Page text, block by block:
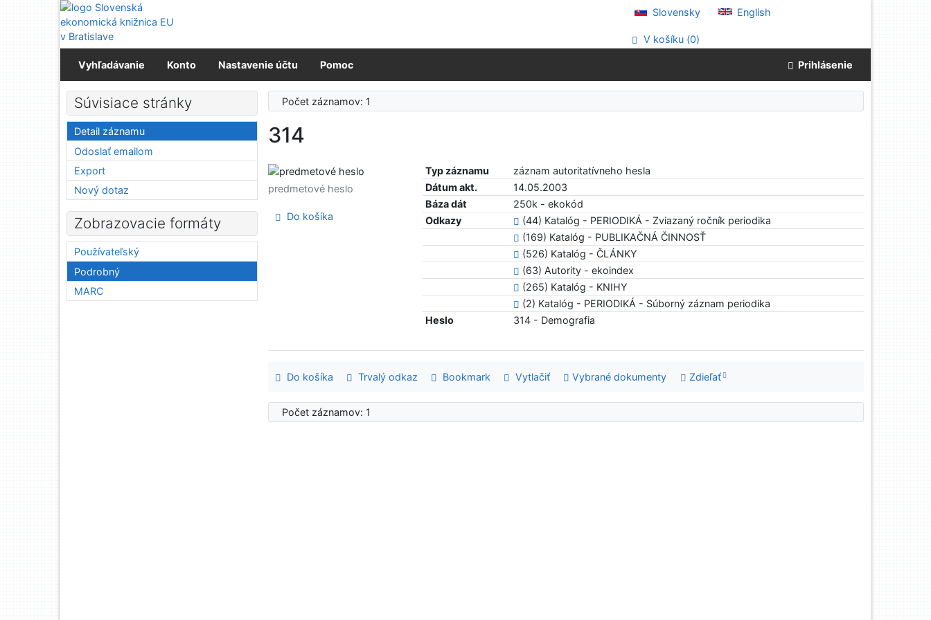
Prejsť na obsah
Prejsť na menu
Prehlásenie o webovej prístupnosti
Slovensky English
V košíku (0)
Vyhľadávanie Konto Nastavenie účtu Pomoc Prihlásenie
Počet záznamov: 1
314
Typ záznamu
záznam autoritatívneho hesla
Dátum akt.
14.05.2003
Báza dát
250k - ekokód
Odkazy
(44) Katalóg - PERIODIKÁ - Zviazaný ročník periodika
(169) Katalóg - PUBLIKAČNÁ ČINNOSŤ
(526) Katalóg - ČLÁNKY
(63) Autority - ekoindex
(265) Katalóg - KNIHY
(2) Katalóg - PERIODIKÁ - Súborný záznam periodika
Heslo
314 - Demografia
predmetové heslo
Do košíka
Do košíka Trvalý odkaz Bookmark Vytlačiť Vybrané dokumenty Zdieľať
Počet záznamov: 1
Súvisiace stránky
Detail záznamu
Odoslať emailom
Export
Nový dotaz
Zobrazovacie formáty
Používateľský
Podrobný
MARC